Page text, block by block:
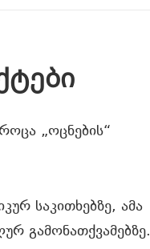
„ოცნების“
საკითხებზე, ამა
გამონათქვამებზე.